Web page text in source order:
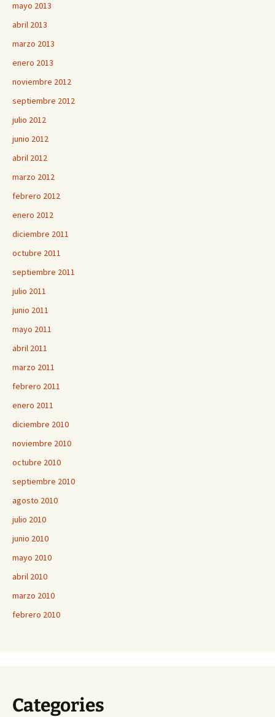
mayo 2013
abril 2013
marzo 2013
enero 2013
noviembre 2012
septiembre 2012
julio 2012
junio 2012
abril 2012
marzo 2012
febrero 2012
enero 2012
diciembre 2011
octubre 2011
septiembre 2011
julio 2011
junio 2011
mayo 2011
abril 2011
marzo 2011
febrero 2011
enero 2011
diciembre 2010
noviembre 2010
octubre 2010
septiembre 2010
agosto 2010
julio 2010
junio 2010
mayo 2010
abril 2010
marzo 2010
febrero 2010
Categories